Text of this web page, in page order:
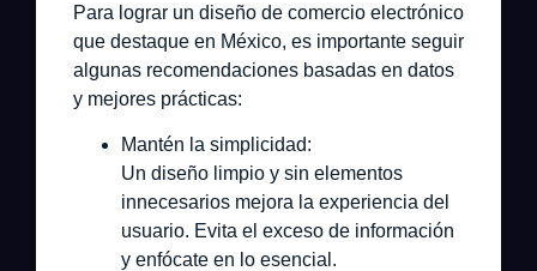
Para lograr un diseño de comercio electrónico
que destaque en México, es importante seguir
algunas recomendaciones basadas en datos
y mejores prácticas:
Mantén la simplicidad:
Un diseño limpio y sin elementos
innecesarios mejora la experiencia del
usuario. Evita el exceso de información
y enfócate en lo esencial.